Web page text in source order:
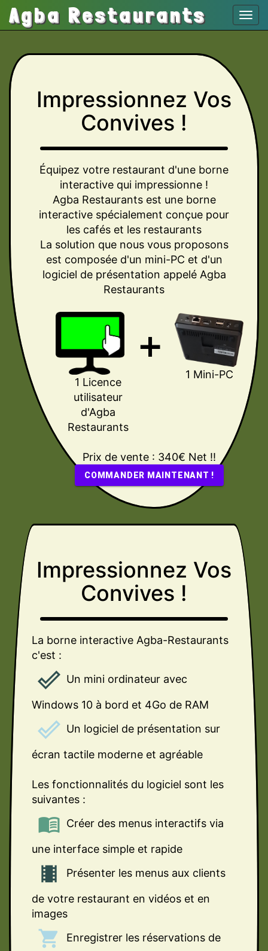
Agba Restaurants
Impressionnez Vos
Convives !
Équipez votre restaurant d'une borne
interactive qui impressionne !
Agba Restaurants est une borne
interactive spécialement conçue pour
les cafés et les restaurants
La solution que nous vous proposons
est composée d'un mini-PC et d'un
logiciel de présentation appelé Agba
Restaurants
1 Licence
utilisateur
d'Agba
Restaurants
1 Mini-PC
Prix de vente : 340€ Net !!
COMMANDER MAINTENANT !
Impressionnez Vos
Convives !
La borne interactive Agba-Restaurants
c'est :
done_outline Un mini ordinateur avec
Windows 10 à bord et 4Go de RAM
done_outline Un logiciel de présentation sur
écran tactile moderne et agréable
Les fonctionnalités du logiciel sont les
suivantes :
menu_book Créer des menus interactifs via
une interface simple et rapide
theaters Présenter les menus aux clients
de votre restaurant en vidéos et en
images
local_grocery_store Enregistrer les réservations de